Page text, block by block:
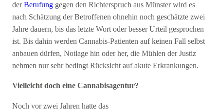
derBerufung gegen den Richterspruch aus Münster wird es
nach Schätzung der Betroffenen ohnehin noch geschätzte zwei
Jahre dauern, bis das letzte Wort oder besser Urteil gesprochen
ist. Bis dahin werden Cannabis-Patienten auf keinen Fall selbst
anbauen dürfen, Notlage hin oder her, die Mühlen der Justiz
nehmen nur sehr bedingt Rücksicht auf akute Erkrankungen.
Vielleicht doch eine Cannabisagentur?
Noch vor zwei Jahren hatte das